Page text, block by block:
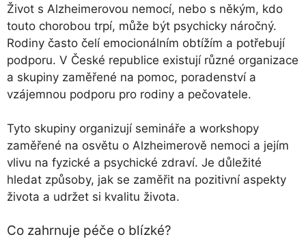
Život s Alzheimerovou nemocí, nebo s někým, kdo
touto chorobou trpí, může být psychicky náročný.
Rodiny často čelí emocionálním obtížím a potřebují
podporu. V České republice existují různé organizace
a skupiny zaměřené na pomoc, poradenství a
vzájemnou podporu pro rodiny a pečovatele.
Tyto skupiny organizují semináře a workshopy
zaměřené na osvětu o Alzheimerově nemoci a jejím
vlivu na fyzické a psychické zdraví. Je důležité
hledat způsoby, jak se zaměřit na pozitivní aspekty
života a udržet si kvalitu života.
Co zahrnuje péče o blízké?